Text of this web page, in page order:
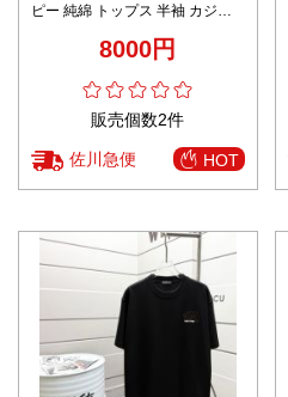
ピー 純綿 トップス 半袖 カジュ
8000円
販売個数2件
佐川急便 HOT